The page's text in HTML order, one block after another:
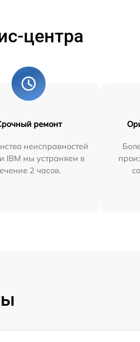
центра
ремонт
неисправностей
IBM мы устраняем в
2 часов.